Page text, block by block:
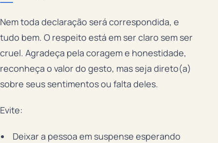
Nem toda declaração será correspondida, e
tudo bem. O respeito está em ser claro sem ser
cruel. Agradeça pela coragem e honestidade,
reconheça o valor do gesto, mas seja direto(a)
sobre seus sentimentos ou falta deles.
Evite:
Deixar a pessoa em suspense esperando